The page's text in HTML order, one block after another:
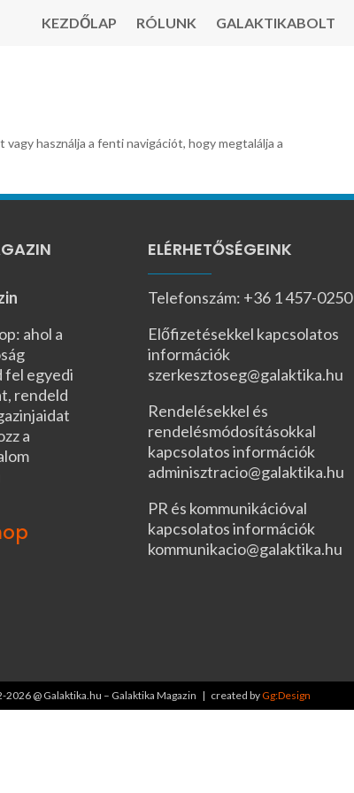
KEZDŐLAP RÓLUNK GALAKTIKABOLT
használja a fenti navigációt, hogy megtalálja a
ahol a
fel egyedi
rendeld
a
ELÉRHETŐSÉGEINK
Telefonszám: +36 1 457-0250
Előfizetésekkel kapcsolatos
információk
szerkesztoseg@galaktika.hu
Rendelésekkel és
rendelésmódosításokkal
kapcsolatos információk
adminisztracio@galaktika.hu
PR és kommunikációval
kapcsolatos információk
kommunikacio@galaktika.hu
2026 @ Galaktika.hu – Galaktika Magazin | created byGg:Design